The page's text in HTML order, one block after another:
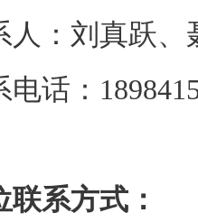
人：刘真跃、
话：
系方式：